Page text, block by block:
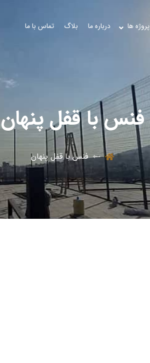
پروژه ها درباره ما بلاگ تماس با ما
فنس با قفل پنهان
فنس با قفل پنهان